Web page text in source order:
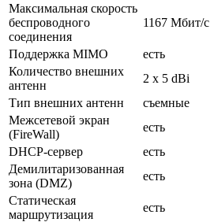
Максимальная скорость
беспроводного
соединения
1167 Мбит/с
Поддержка MIMO
есть
Количество внешних
антенн
2 x 5 dBi
Тип внешних антенн
съемные
Межсетевой экран
(FireWall)
есть
DHCP-сервер
есть
Демилитаризованная
зона (DMZ)
есть
Статическая
маршрутизация
есть